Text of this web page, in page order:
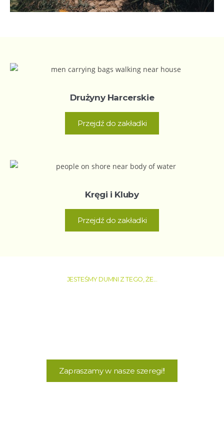
Drużyny Harcerskie
Przejdź do zakładki
Kręgi i Kluby
Przejdź do zakładki
JESTEŚMY DUMNI Z TEGO, ŻE...
Zapraszamy w nasze szeregi!!